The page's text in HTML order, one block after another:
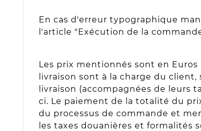
En cas d'erreur typographique
l'article "Exécution de la
Les prix mentionnés sont en
livraison sont à la charge du
livraison (accompagnées de leurs
ci. Le paiement de la totalité du
du processus de commande et
les taxes douanières et formalités